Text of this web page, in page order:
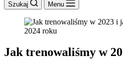
Szukaj Menu
Jak trenowaliśmy w